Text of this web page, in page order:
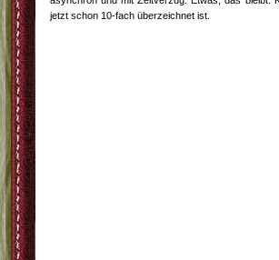
jetzt schon 10-fach überzeichnet ist.